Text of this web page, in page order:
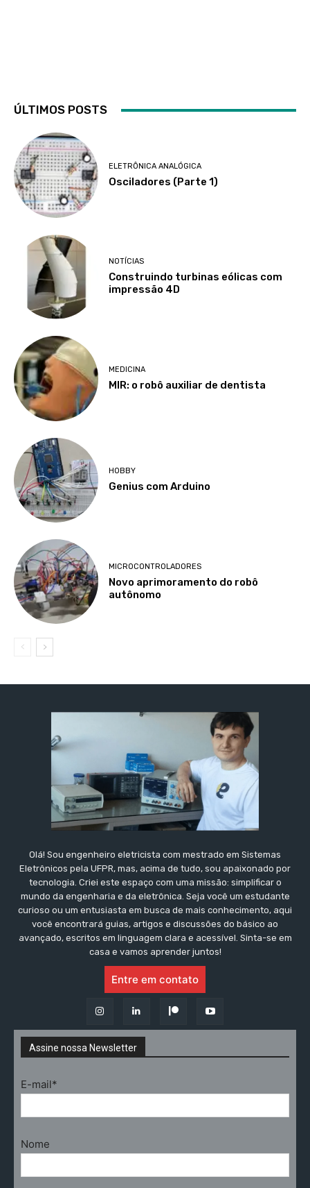
ÚLTIMOS POSTS
ELETRÔNICA ANALÓGICA
Osciladores (Parte 1)
NOTÍCIAS
Construindo turbinas eólicas com
impressão 4D
MEDICINA
MIR: o robô auxiliar de dentista
HOBBY
Genius com Arduino
MICROCONTROLADORES
Novo aprimoramento do robô
autônomo
Olá! Sou engenheiro eletricista com mestrado em Sistemas
Eletrônicos pela UFPR, mas, acima de tudo, sou apaixonado por
tecnologia. Criei este espaço com uma missão: simplificar o
mundo da engenharia e da eletrônica. Seja você um estudante
curioso ou um entusiasta em busca de mais conhecimento, aqui
você encontrará guias, artigos e discussões do básico ao
avançado, escritos em linguagem clara e acessível. Sinta-se em
casa e vamos aprender juntos!
Entre em contato
Assine nossa Newsletter
E-mail*
Nome